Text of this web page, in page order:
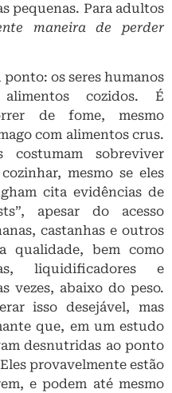
pequenas. Para adultos
maneira de perder
ponto: os seres humanos
cozidos. É
de fome, mesmo
com alimentos crus.
costumam sobreviver
mesmo se eles
cita evidências de
apesar do acesso
castanhas e outros
qualidade, bem como
liquidificadores e
vezes, abaixo do peso.
isso desejável, mas
que, em um estudo
desnutridas ao ponto
provavelmente estão
e podem até mesmo